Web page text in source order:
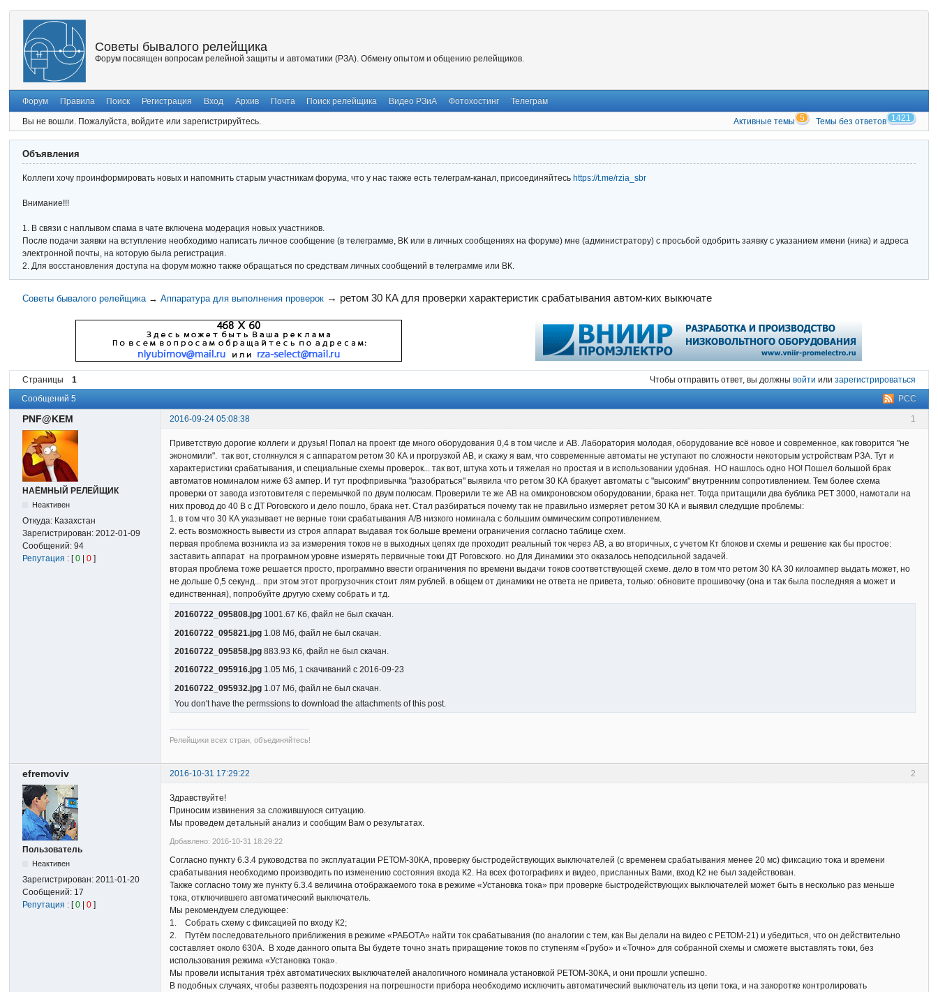
Советы бывалого релейщика
Форум посвящен вопросам релейной защиты и автоматики (РЗА). Обмену опытом и общению релейщиков.
Форум Правила Поиск Регистрация Вход Архив Почта Поиск релейщика Видео РЗиА Фотохостинг Телеграм
Вы не вошли. Пожалуйста, войдите или зарегистрируйтесь. Активные темы 5 Темы без ответов 1421
Объявления
Коллеги хочу проинформировать новых и напомнить старым участникам форума, что у нас также есть телеграм-канал, присоединяйтесь https://t.me/rzia_sbr
Внимание!!!
1. В связи с наплывом спама в чате включена модерация новых участников.
После подачи заявки на вступление необходимо написать личное сообщение (в телеграмме, ВК или в личных сообщениях на форуме) мне (администратору) с просьбой одобрить заявку с указанием имени (ника) и адреса
электронной почты, на которую была регистрация.
2. Для восстановления доступа на форум можно также обращаться по средствам личных сообщений в телеграмме или ВК.
Советы бывалого релейщика → Аппаратура для выполнения проверок → ретом 30 КА для проверки характеристик срабатывания автом-ких выкючате
Страницы 1 Чтобы отправить ответ, вы должны войти или зарегистрироваться
РСС
Сообщений 5
1
PNF@KEM 2016-09-24 05:08:38
НАЁМНЫЙ РЕЛЕЙЩИК
Неактивен
Откуда: Казахстан
Зарегистрирован:2012-01-09
Сообщений:94
Репутация : [0 |0 ]
Приветствую дорогие коллеги и друзья! Попал на проект где много оборудования 0,4 в том числе и АВ. Лаборатория молодая, оборудование всё новое и современное, как говорится "не
экономили". так вот, столкнулся я с аппаратом ретом 30 КА и прогрузкой АВ, и скажу я вам, что современные автоматы не уступают по сложности некоторым устройствам РЗА. Тут и
характеристики срабатывания, и специальные схемы проверок... так вот, штука хоть и тяжелая но простая и в использовании удобная. НО нашлось одно НО! Пошел большой брак
автоматов номиналом ниже 63 ампер. И тут профпривычка "разобраться" выявила что ретом 30 КА бракует автоматы с "высоким" внутренним сопротивлением. Тем более схема
проверки от завода изготовителя с перемычкой по двум полюсам. Проверили те же АВ на омикроновском оборудовании, брака нет. Тогда притащили два бублика РЕТ 3000, намотали на
них провод до 40 В с ДТ Роговского и дело пошло, брака нет. Стал разбираться почему так не правильно измеряет ретом 30 КА и выявил следущие проблемы:
1. в том что 30 КА указывает не верные токи срабатывания А/В низкого номинала с большим оммическим сопротивлением.
2. есть возможность вывести из строя аппарат выдавая ток больше времени ограничения согласно таблице схем.
первая проблема возникла из за измерения токов не в выходных цепях где проходит реальный ток через АВ, а во вторичных, с учетом Кт блоков и схемы и решение как бы простое:
заставить аппарат на програмном уровне измерять первичные токи ДТ Роговского. но Для Динамики это оказалось неподсильной задачей.
вторая проблема тоже решается просто, программно ввести ограничения по времени выдачи токов соответствующей схеме. дело в том что ретом 30 КА 30 килоампер выдать может, но
не дольше 0,5 секунд... при этом этот прогрузочник стоит лям рублей. в общем от динамики не ответа не привета, только: обновите прошивочку (она и так была последняя а может и
единственная), попробуйте другую схему собрать и тд.
20160722_095808.jpg 1001.67 Кб, файл не был скачан.
20160722_095821.jpg 1.08 Мб, файл не был скачан.
20160722_095858.jpg 883.93 Кб, файл не был скачан.
20160722_095916.jpg 1.05 Мб, 1 скачиваний с 2016-09-23
20160722_095932.jpg 1.07 Мб, файл не был скачан.
You don't have the permssions to download the attachments of this post.
Релейщики всех стран, объединяйтесь!
2
efremoviv 2016-10-31 17:29:22
Пользователь
Неактивен
Зарегистрирован:2011-01-20
Сообщений: 17
Репутация : [0 |0 ]
Здравствуйте!
Приносим извинения за сложившуюся ситуацию.
Мы проведем детальный анализ и сообщим Вам о результатах.
Добавлено: 2016-10-31 18:29:22
Согласно пункту 6.3.4 руководства по эксплуатации РЕТОМ-30КА, проверку быстродействующих выключателей (с временем срабатывания менее 20 мс) фиксацию тока и времени
срабатывания необходимо производить по изменению состояния входа К2. На всех фотографиях и видео, присланных Вами, вход К2 не был задействован.
Также согласно тому же пункту 6.3.4 величина отображаемого тока в режиме «Установка тока» при проверке быстродействующих выключателей может быть в несколько раз меньше
тока, отключившего автоматический выключатель.
Мы рекомендуем следующее:
1. Собрать схему с фиксацией по входу К2;
2. Путём последовательного приближения в режиме «РАБОТА» найти ток срабатывания (по аналогии с тем, как Вы делали на видео с РЕТОМ-21) и убедиться, что он действительно
составляет около 630А. В ходе данного опыта Вы будете точно знать приращение токов по ступеням «Грубо» и «Точно» для собранной схемы и сможете выставлять токи, без
использования режима «Установка тока».
Мы провели испытания трёх автоматических выключателей аналогичного номинала установкой РЕТОМ-30КА, и они прошли успешно.
В подобных случаях, чтобы развеять подозрения на погрешности прибора необходимо исключить автоматический выключатель из цепи тока, и на закоротке контролировать